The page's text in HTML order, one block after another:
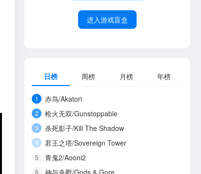
进入游戏盲盒
日榜 周榜 月榜 年榜
1 赤鸟/Akatori
2 枪火无双/Gunstoppable
3 杀死影子/Kill The Shadow
4 君王之塔/Sovereign Tower
5 青鬼2/Aooni2
6 神与杀戮/Gods & Gore